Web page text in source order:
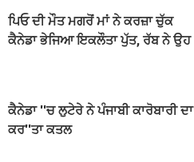
ਪਿਓ ਦੀ ਮੌਤ ਮਗਰੋਂ ਮਾਂ ਨੇ ਕਰਜ਼ਾ ਚੁੱਕ
ਕੈਨੇਡਾ ਭੇਜਿਆ ਇਕਲੌਤਾ ਪੁੱਤ, ਰੱਬ ਨੇ ਉਹ
ਕੈਨੇਡਾ ''ਚ ਲੁਟੇਰੇ ਨੇ ਪੰਜਾਬੀ ਕਾਰੋਬਾਰੀ ਦਾ
ਕਰ''ਤਾ ਕਤਲ